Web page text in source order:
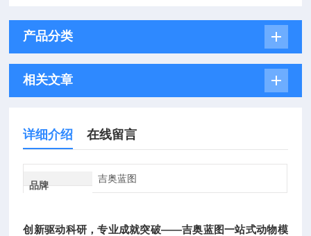
产品分类
相关文章
详细介绍 在线留言
品牌
吉奥蓝图
创新驱动科研，专业成就突破——吉奥蓝图一站式动物模